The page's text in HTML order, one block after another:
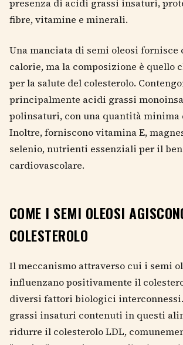
presenza di acidi grassi insaturi,
fibre, vitamine e minerali.
Una manciata di semi oleosi fornisce
calorie, ma la composizione è quello
per la salute del colesterolo.
principalmente acidi grassi
polinsaturi, con una quantità minima
Inoltre, forniscono vitamina E,
selenio, nutrienti essenziali per il
cardiovascolare.
COME I SEMI OLEOSI
COLESTEROLO
Il meccanismo attraverso cui i semi
influenzano positivamente il
diversi fattori biologici
grassi insaturi contenuti in questi
ridurre il colesterolo LDL,